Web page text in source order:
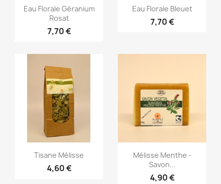
 Aperçu rapide
Eau Florale Géranium
Rosat
7,70 €
Aperçu rapide
Eau Florale Bleuet
7,70 €
Aperçu rapide
Tisane Mélisse
4,60 €
Aperçu rapide
Mélisse Menthe -
Savon...
4,90 €